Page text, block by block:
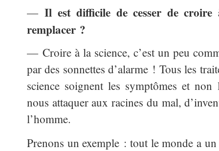
—Il est difficile de cesser de
remplacer ?
— Croire à la science, c’est un peu
par des sonnettes d’alarme ! Tous les
science soignent les symptômes et
nous attaquer aux racines du mal,
l’homme.
Prenons un exemple : tout le monde a